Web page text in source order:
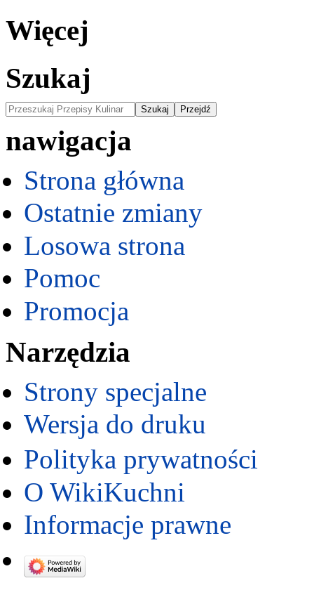
Więcej
Szukaj
nawigacja
Strona główna
Ostatnie zmiany
Losowa strona
Pomoc
Promocja
Narzędzia
Strony specjalne
Wersja do druku
Polityka prywatności
O WikiKuchni
Informacje prawne